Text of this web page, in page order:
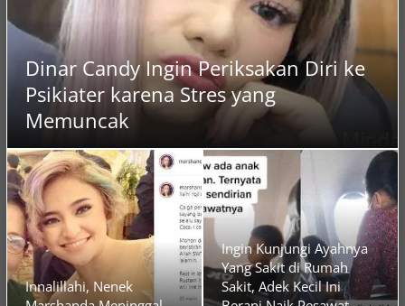
Dinar Candy Ingin Periksakan Diri ke
Psikiater karena Stres yang
Memuncak
Innalillahi, Nenek
Ingin Kunjungi Ayahnya
Yang Sakit di Rumah
Sakit, Adek Kecil Ini